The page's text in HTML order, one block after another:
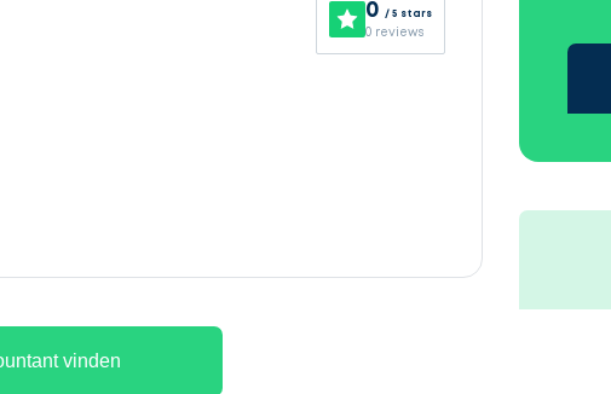
0 / 5 stars
0 reviews
vinden